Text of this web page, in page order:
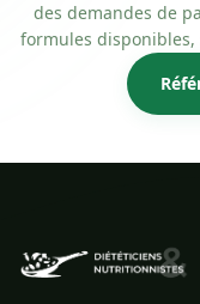
des demandes de
formules disponibles,